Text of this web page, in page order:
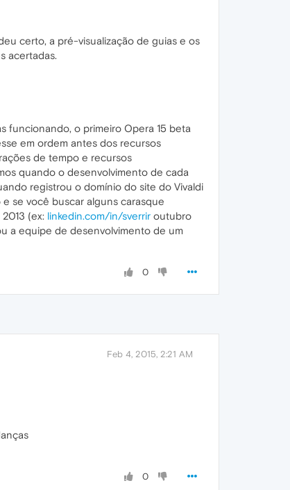
certo, a pré-visualização de guias e os
acertadas.
funcionando, o primeiro Opera 15 beta
em ordem antes dos recursos
de tempo e recursos
quando o desenvolvimento de cada
registrou o domínio do site do Vivaldi
se você buscar alguns carasque
(ex: linkedin.com/in/sverrir outubro
a equipe de desenvolvimento de um
0
Feb 4, 2015, 2:21 AM
0